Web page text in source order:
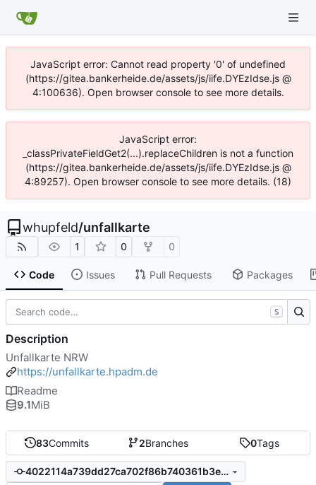
JavaScript error: Cannot read property '0' of undefined
(https://gitea.bankerheide.de/assets/js/iife.DYEzIdse.js @
4:100636). Open browser console to see more details.
JavaScript error:
_classPrivateFieldGet2(...).replaceChildren is not a function
(https://gitea.bankerheide.de/assets/js/iife.DYEzIdse.js @
4:89257). Open browser console to see more details. (18)
whupfeld/unfallkarte
1 0 0
Code Issues Pull Requests Packages
83Commits 2Branches 0Tags
4022114a739dd27ca702f86b740361b3e295869b
S
Description
Unfallkarte NRW
https://unfallkarte.hpadm.de
Readme
9.1MiB